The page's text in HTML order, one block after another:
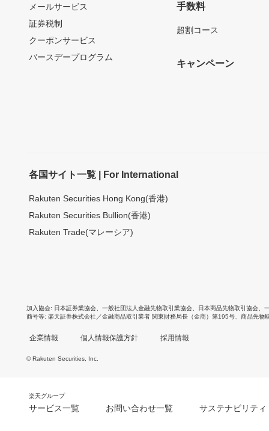
メールサービス
証券税制
クーポンサービス
バースデープログラム
手数料
超割コース
キャンペーン
各国サイト一覧 | For International
Rakuten Securities Hong Kong(香港)
Rakuten Securities Bullion(香港)
Rakuten Trade(マレーシア)
加入協会 日本証券業協会 一般社団法人金融先物取引業協会 日本商品先物取引協会
商号等 楽天証券株式会社／金融商品取引業者 関東財務局長（金商）第195号、商品先物
企業情報 個人情報保護方針 採用情報
© Rakuten Securities, Inc.
楽天グループ
サービス一覧 お問い合わせ一覧 サステナビリティ